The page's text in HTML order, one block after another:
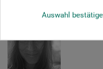
Auswahl
,